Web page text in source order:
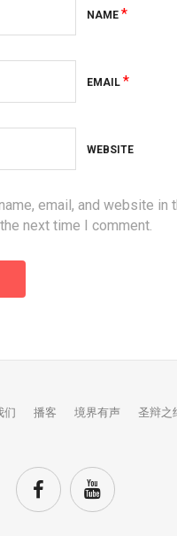
NAME *
EMAIL *
WEBSITE
email, and website in
next time I comment.
们 播客 境界有声 圣辩之